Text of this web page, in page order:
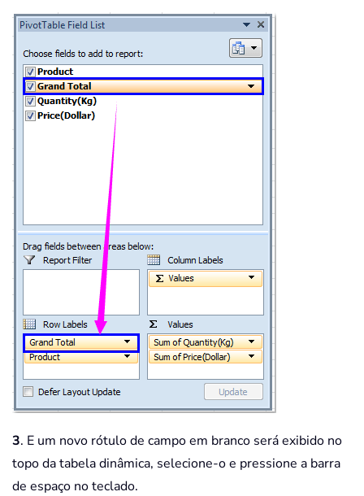
3. E um novo rótulo de campo em branco será exibido no
topo da tabela dinâmica, selecione-o e pressione a barra
de espaço no teclado.